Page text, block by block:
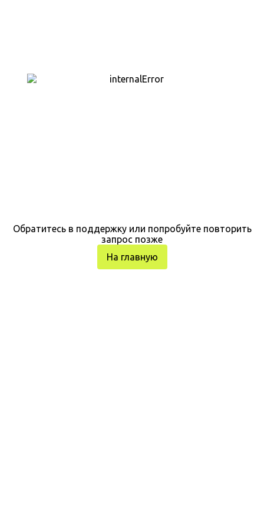
Обратитесь в поддержку или попробуйте повторить
запрос позже
На главную